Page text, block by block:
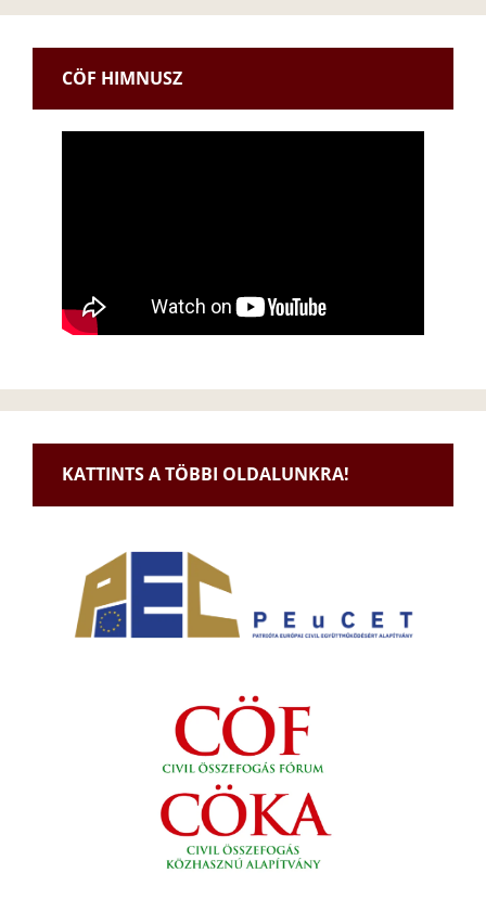
CÖF HIMNUSZ
KATTINTS A TÖBBI OLDALUNKRA!